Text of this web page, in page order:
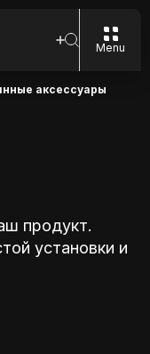
Menu
аксессуары
продукт.
установки и